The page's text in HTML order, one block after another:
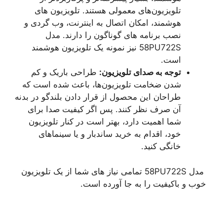
تلویزیون‌های معمولی هستند. تلویزیون های
هوشمند، امکان اتصال به اینترنت، وب گردی و
نصب برنامه های گوناگون را دارند. مدل
58PU722S نیز نمونه یک تلویزیون هوشمند
است.
توجه به صدای تلویزیون: طراحی باریک و کم
شدن ضخامت تلویزیون‌ها، باعث شده است که
طراحان این محصول از قرار دادن بلندگو در بدنه
آن صرف نظر کنند. پس اگر کیفیت صدا برای
شما اهمیت دارد، بهتر است در کنار تلویزیون
خود، اقدام به خرید ساندبار و یا سینماهای
خانگی کنید.
مدل 58PU722S تمامی نیاز های شما از یک تلویزیون
خوب و باکیفیت را به جا آورده است.